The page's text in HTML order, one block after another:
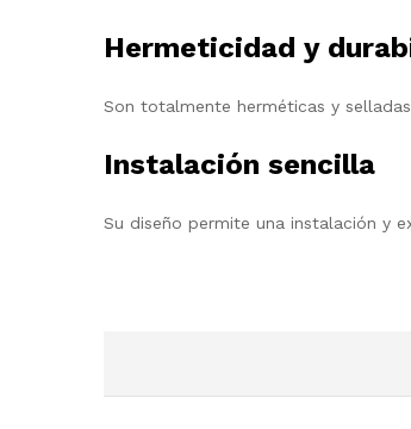
Hermeticidad y
Son totalmente herméticas y
Instalación sencilla
Su diseño permite una instalación y